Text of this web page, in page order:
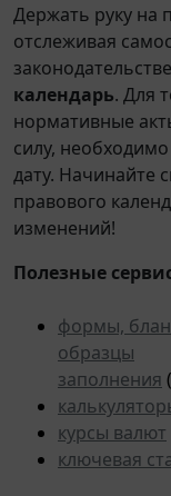
Держать руку на
отслеживая
календарь. Для
нормативные
силу,
дату. Начинайте
правового
изменений!
Полезные
формы,
образцы
заполнения (
курсы валют
ключевая